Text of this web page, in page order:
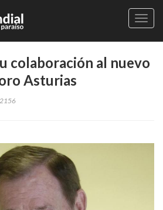
colaboración al nuevo
Asturias
2156